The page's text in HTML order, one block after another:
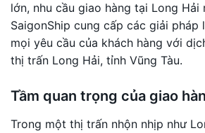
lớn, nhu cầu giao hàng tại Long Hải
SaigonShip cung cấp các giải pháp
mọi yêu cầu của khách hàng với
thị trấn Long Hải, tỉnh Vũng Tàu.
Tầm quan trọng của giao
Trong một thị trấn nhộn nhịp như